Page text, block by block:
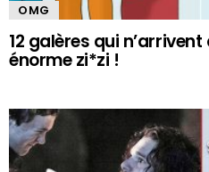
OMG
12 galères qui
énorme zi*zi !